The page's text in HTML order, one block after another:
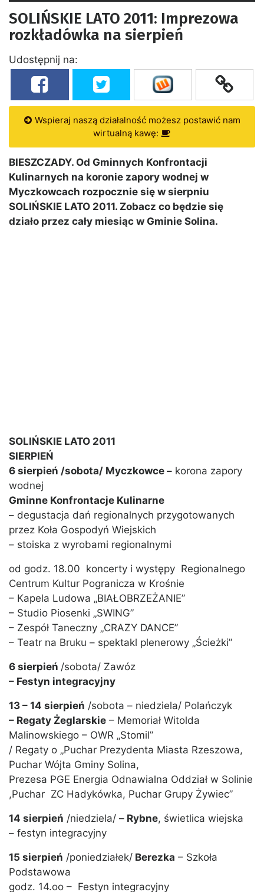
SOLIŃSKIE LATO 2011: Imprezowa
rozkładówka na sierpień
Udostępnij na:
Wspieraj naszą działalność możesz postawić nam
wirtualną kawę:
BIESZCZADY. Od Gminnych Konfrontacji
Kulinarnych na koronie zapory wodnej w
Myczkowcach rozpocznie się w sierpniu
SOLIŃSKIE LATO 2011. Zobacz co będzie się
działo przez cały miesiąc w Gminie Solina.
SOLIŃSKIE LATO 2011
SIERPIEŃ
6 sierpień /sobota/ Myczkowce – korona zapory
wodnej
Gminne Konfrontacje Kulinarne
– degustacja dań regionalnych przygotowanych
przez Koła Gospodyń Wiejskich
– stoiska z wyrobami regionalnymi
od godz. 18.00 koncerty i występy Regionalnego
Centrum Kultur Pogranicza w Krośnie
– Kapela Ludowa „BIAŁOBRZEŻANIE”
– Studio Piosenki „SWING”
– Zespół Taneczny „CRAZY DANCE”
– Teatr na Bruku – spektakl plenerowy „Ścieżki”
6 sierpień /sobota/ Zawóz
– Festyn integracyjny
13 – 14 sierpień /sobota – niedziela/ Polańczyk
– Regaty Żeglarskie – Memoriał Witolda
Malinowskiego – OWR „Stomil”
/ Regaty o „Puchar Prezydenta Miasta Rzeszowa,
Puchar Wójta Gminy Solina,
Prezesa PGE Energia Odnawialna Oddział w Solinie
,Puchar ZC Hadykówka, Puchar Grupy Żywiec”
14 sierpień /niedziela/ – Rybne, świetlica wiejska
– festyn integracyjny
15 sierpień /poniedziałek/ Berezka – Szkoła
Podstawowa
godz. 14.oo – Festyn integracyjny